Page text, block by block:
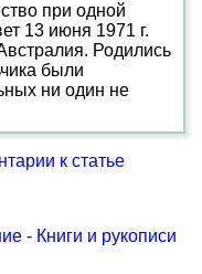
при одной
13 июня 1971 г.
Родились
были
ни один не
к статье
- Книги и рукописи